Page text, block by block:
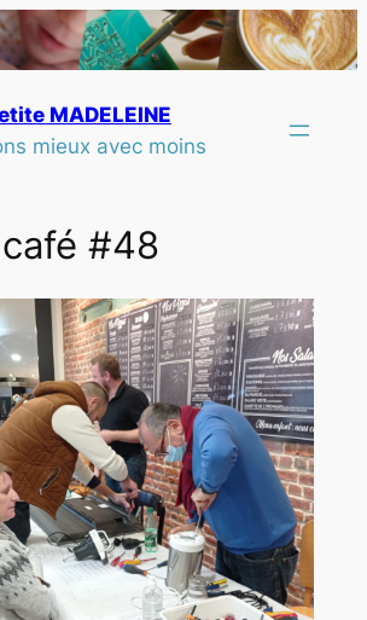
MADELEINE
mieux avec moins
#48